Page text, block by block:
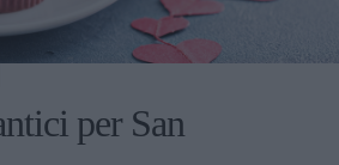
per San